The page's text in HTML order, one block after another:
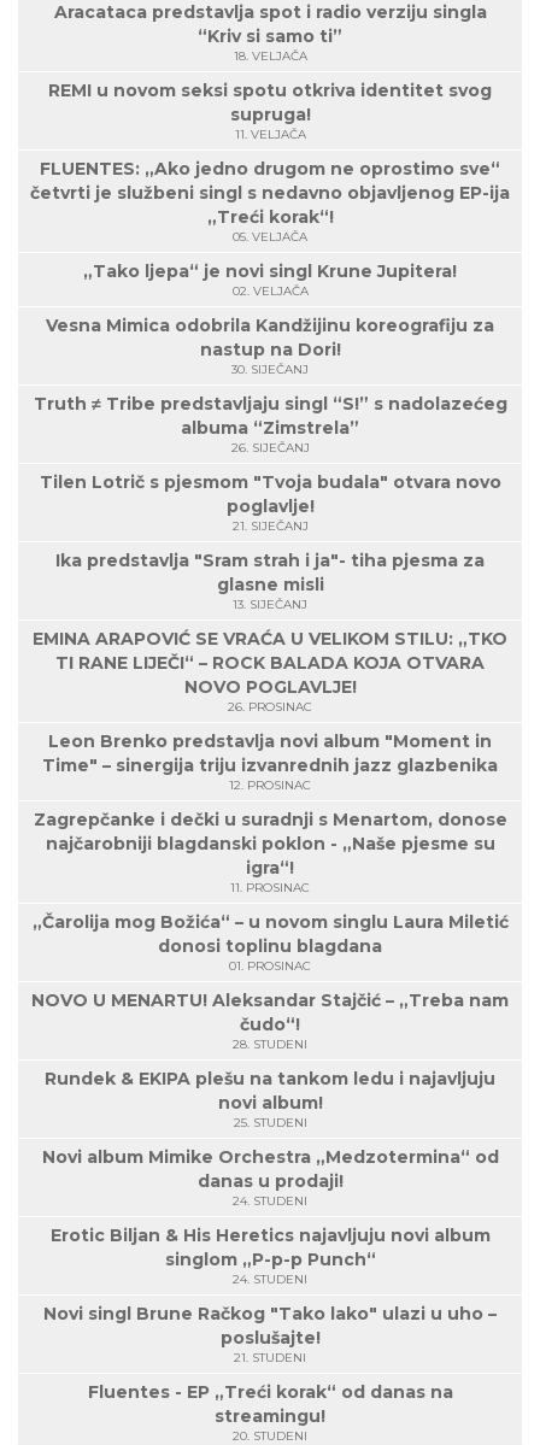
Aracataca predstavlja spot i radio verziju singla
“Kriv si samo ti”
18. VELJAČA
REMI u novom seksi spotu otkriva identitet svog
supruga!
11. VELJAČA
FLUENTES: „Ako jedno drugom ne oprostimo sve“
četvrti je službeni singl s nedavno objavljenog EP-ija
„Treći korak“!
05. VELJAČA
„Tako ljepa“ je novi singl Krune Jupitera!
02. VELJAČA
Vesna Mimica odobrila Kandžijinu koreografiju za
nastup na Dori!
30. SIJEČANJ
Truth ≠ Tribe predstavljaju singl “S!” s nadolazećeg
albuma “Zimstrela”
26. SIJEČANJ
Tilen Lotrič s pjesmom "Tvoja budala" otvara novo
poglavlje!
21. SIJEČANJ
Ika predstavlja "Sram strah i ja"- tiha pjesma za
glasne misli
13. SIJEČANJ
EMINA ARAPOVIĆ SE VRAĆA U VELIKOM STILU: „TKO
TI RANE LIJEČI“ – ROCK BALADA KOJA OTVARA
NOVO POGLAVLJE!
26. PROSINAC
Leon Brenko predstavlja novi album "Moment in
Time" – sinergija triju izvanrednih jazz glazbenika
12. PROSINAC
Zagrepčanke i dečki u suradnji s Menartom, donose
najčarobniji blagdanski poklon - „Naše pjesme su
igra“!
11. PROSINAC
„Čarolija mog Božića“ – u novom singlu Laura Miletić
donosi toplinu blagdana
01. PROSINAC
NOVO U MENARTU! Aleksandar Stajčić – „Treba nam
čudo“!
28. STUDENI
Rundek & EKIPA plešu na tankom ledu i najavljuju
novi album!
25. STUDENI
Novi album Mimike Orchestra „Medzotermina“ od
danas u prodaji!
24. STUDENI
Erotic Biljan & His Heretics najavljuju novi album
singlom „P-p-p Punch“
24. STUDENI
Novi singl Brune Račkog "Tako lako" ulazi u uho –
poslušajte!
21. STUDENI
Fluentes - EP „Treći korak“ od danas na
streamingu!
20. STUDENI